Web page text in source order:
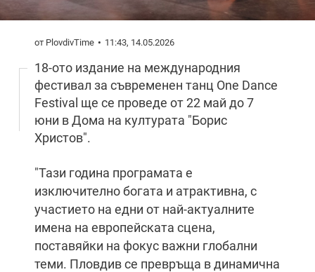
от PlovdivTime 11:43, 14.05.2026
18-ото издание на международния
фестивал за съвременен танц One Dance
Festival ще се проведе от 22 май до 7
юни в Дома на културата "Борис
Христов".
"Тази година програмата е
изключително богата и атрактивна, с
участието на едни от най-актуалните
имена на европейската сцена,
поставяйки на фокус важни глобални
теми. Пловдив се превръща в динамична